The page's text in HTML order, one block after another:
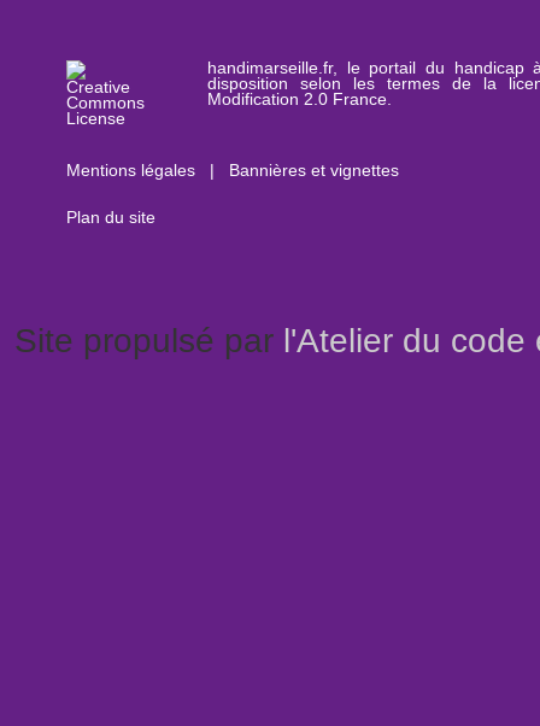
handimarseille.fr, le portail du handicap
disposition selon les termes de la
Modification 2.0 France.
Mentions légales Bannières et vignettes
Plan du site
Site propulsé par l'Atelier du